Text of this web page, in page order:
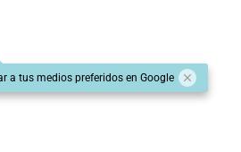
a tus medios preferidos en Google